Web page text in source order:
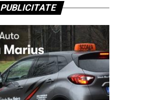
PUBLICITATE